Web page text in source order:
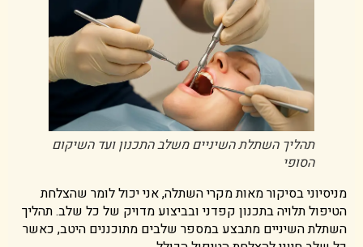
תהליך השתלת השיניים משלב התכנון ועד השיקום
הסופי
מניסיוני בסיקור מאות מקרי השתלה, אני יכול לומר שהצלחת
הטיפול תלויה בתכנון קפדני ובביצוע מדויק של כל שלב. תהליך
השתלת השיניים מתבצע במספר שלבים מתוכננים היטב, כאשר